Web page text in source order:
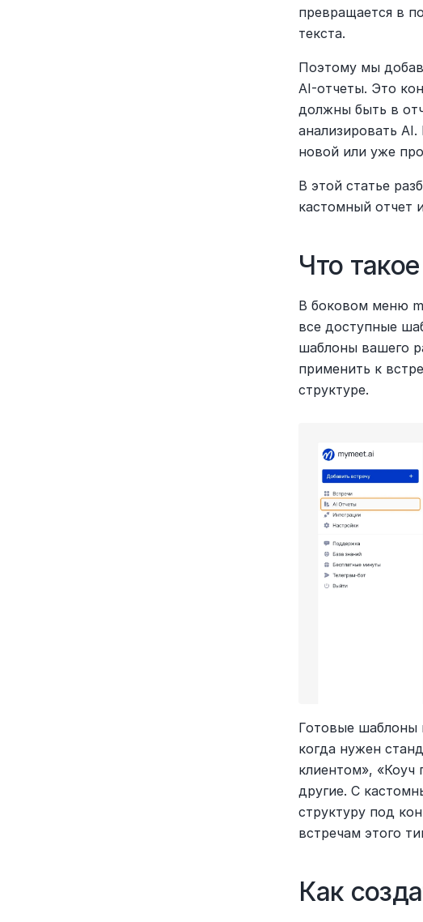
превращается в
текста.
Поэтому мы
AI-отчеты. Это
должны быть в
анализировать
новой или уже
В этой статье
кастомный отчет
Что
В боковом меню
все доступные
шаблоны вашего
применить к
структуре.
Готовые шаблоны
когда нужен
клиентом»,
другие. С
структуру под
встречам этого
Как